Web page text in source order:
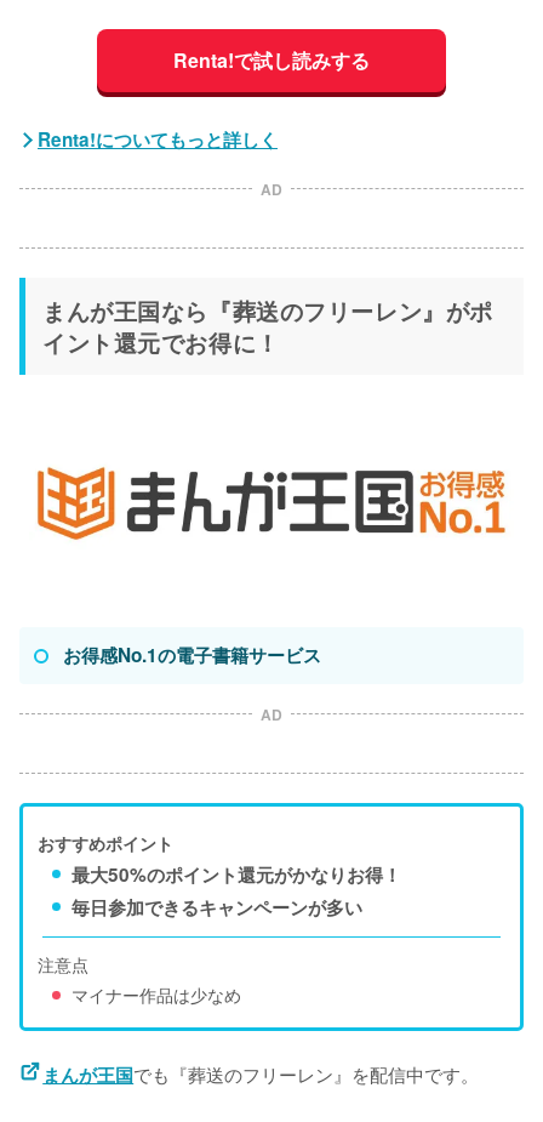
Renta!で試し読みする
Renta!についてもっと詳しく
AD
まんが王国なら『葬送のフリーレン』がポ
イント還元でお得に！
お得感No.1の電子書籍サービス
AD
おすすめポイント
最大50%のポイント還元がかなりお得！
毎日参加できるキャンペーンが多い
注意点
マイナー作品は少なめ
まんが王国でも『葬送のフリーレン』を配信中です。